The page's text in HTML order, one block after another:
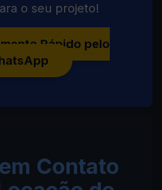
o seu projeto!
Rápido pelo
Contato